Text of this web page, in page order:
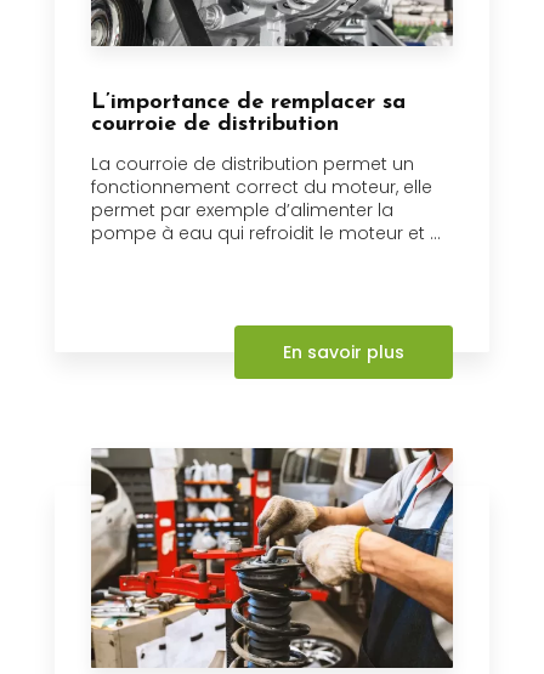
L’importance de remplacer sa
courroie de distribution
La courroie de distribution permet un
fonctionnement correct du moteur, elle
permet par exemple d’alimenter la
pompe à eau qui refroidit le moteur et ...
En savoir plus